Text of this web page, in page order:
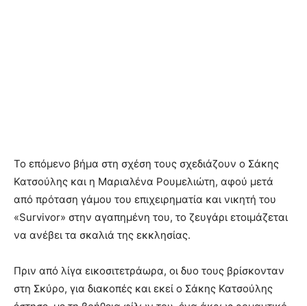
Το επόμενο βήμα στη σχέση τους σχεδιάζουν ο Σάκης
Κατσούλης και η Μαριαλένα Ρουμελιώτη, αφού μετά
από πρόταση γάμου του επιχειρηματία και νικητή του
«Survivor» στην αγαπημένη του, το ζευγάρι ετοιμάζεται
να ανέβει τα σκαλιά της εκκλησίας.
Πριν από λίγα εικοσιτετράωρα, οι δυο τους βρίσκονταν
στη Σκύρο, για διακοπές και εκεί ο Σάκης Κατσούλης